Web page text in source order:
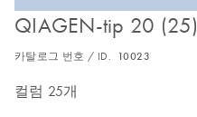
QIAGEN-tip 20 (25)
카탈로그 번호 / ID. 10023
컬럼 25개